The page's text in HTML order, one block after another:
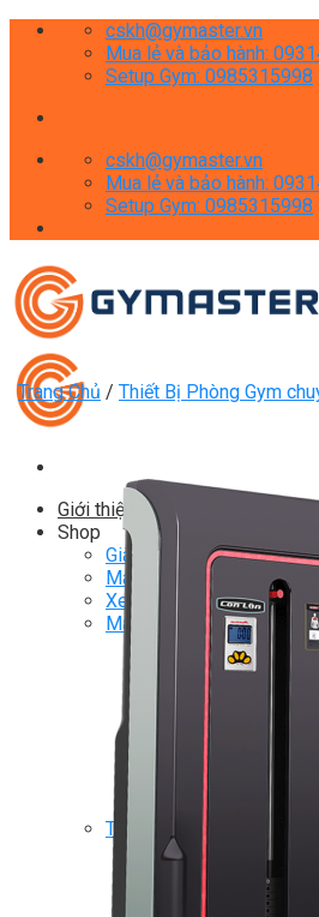
Skip
cskh@gymaster.vn
Mua lẻ và bảo hành:
Setup Gym: 0985315998
cskh@gymaster.vn
Mua lẻ và bảo hành:
Setup Gym: 0985315998
Giới thiệu
Shop
Giàn Tạ Đa Năng
Máy Chạy Bộ
Xe Đạp Tập Thể Dục
Máy Tập Thể Dục ( Cardio
Máy Chạy Bộ
Xe Đạp Tập Thể Dục
Xe đạp ngồi có tựa
Máy Trượt Tuyết
Máy Chèo Thuyền
Máy Leo Cầu Thang
Máy Rung Bụng
Máy tập phục hồi
Thiết Bị Phòng Gym
Máy Khối Tập Với
Máy khối đa năng
Robot
Trang Chủ / Thiết Bị Phòng Gym